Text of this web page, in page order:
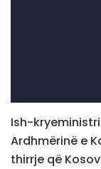
Ish-
Ardhmërinë e
thirrje që